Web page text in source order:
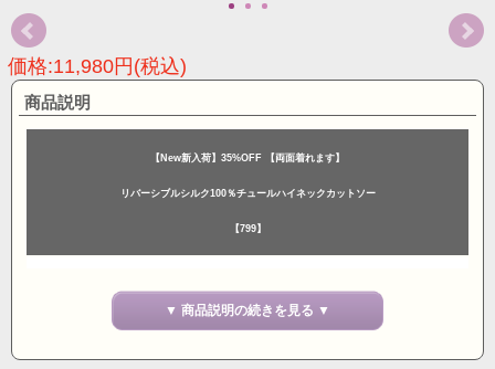
価格:11,980円(税込)
商品説明
【New新入荷】35%OFF 【両面着れます】
リバーシブルシルク100％チュールハイネックカットソー
【799】
■今回メーカーさんに協賛していただき数量限定で破格の35％OFFでのご提案
▼ 商品説明の続きを見る ▼